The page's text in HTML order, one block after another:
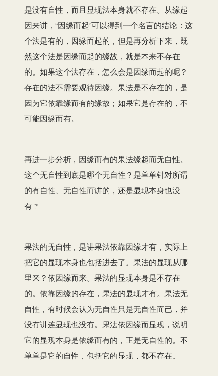
是没有自性，而且显现法本身就不存在。从缘起
因来讲，“因缘而起”可以得到一个名言的结论：这
个法是有的，因缘而起的，但是再分析下来，既
然这个法是因缘而起的缘故，就是本来不存在
的。如果这个法存在，怎么会是因缘而起的呢？
存在的法不需要观待因缘。果法是不存在的，是
因为它依靠缘而有的缘故；如果它是存在的，不
可能因缘而有。
再进一步分析，因缘而有的果法缘起而无自性。
这个无自性到底是哪个无自性？是单单针对所谓
的有自性、无自性而讲的，还是显现本身也没
有？
果法的无自性，是讲果法依靠因缘才有，实际上
把它的显现本身也包括进去了。果法的显现从哪
里来？依因缘而来。果法的显现本身是不存在
的。依靠因缘的存在，果法的显现才有。果法无
自性，有时候会认为无自性只是无自性而已，并
没有讲连显现也没有。果法依因缘而显现，说明
它的显现本身是依缘而有的，正是无自性的。不
单单是它的自性，包括它的显现，都不存在。